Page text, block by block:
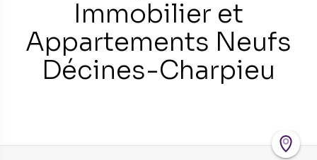
Immobilier et
Appartements Neufs
Décines-Charpieu